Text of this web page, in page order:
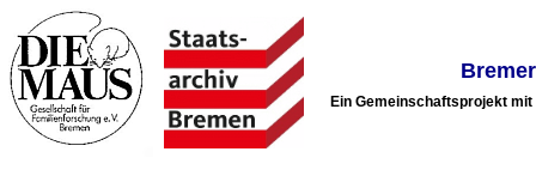
Ein Gemeinschaftsprojekt